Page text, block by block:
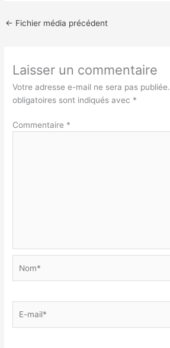
← Fichier média précédent
Laisser un commentaire
Votre adresse e-mail ne sera pas publiée.
obligatoires sont indiqués avec *
Commentaire *
mail*